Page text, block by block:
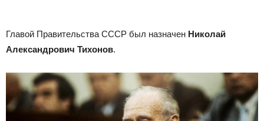
Главой Правительства СССР был назначен Николай
Александрович Тихонов.